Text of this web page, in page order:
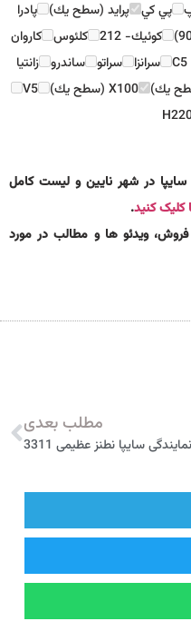
پي كي پرايد (سطح يك) پادرا
كوئيك- 212 كلئوس كاروان
سرانزا سراتو ساندرو زانتيا
يك) X100 (سطح يك)
V5
سایپا در شهر نایین و لیست کامل
کنید.
فروش، ویدئو ها و مطالب در مورد
مطلب بعدی
نمایندگی سایپا نطنز عظیمی 3311